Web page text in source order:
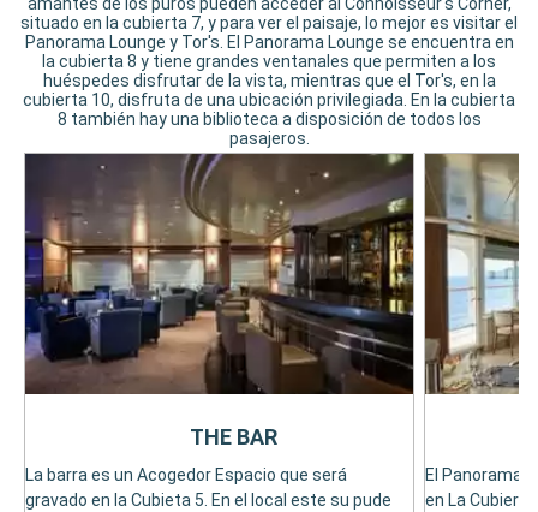
amantes de los puros pueden acceder al Connoisseur's Corner,
situado en la cubierta 7, y para ver el paisaje, lo mejor es visitar el
Panorama Lounge y Tor's. El Panorama Lounge se encuentra en
la cubierta 8 y tiene grandes ventanales que permiten a los
huéspedes disfrutar de la vista, mientras que el Tor's, en la
cubierta 10, disfruta de una ubicación privilegiada. En la cubierta
8 también hay una biblioteca a disposición de todos los
pasajeros.
La barra es un Acogedor Espacio que será
gravado en la Cubieta 5. En el local este su pude
THE BAR
El Panorama
en La